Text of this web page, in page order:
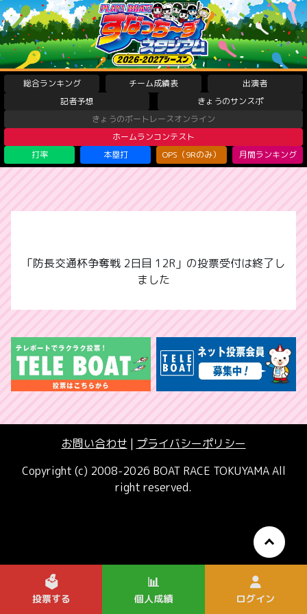
総合ランキング チーム成績表
出演者
記者予想
きょうのサンスポ
きょうのボートレースオンライン
ホームランコンテスト
打率
本塁打 OPS（9Rのみ） 月間ランキング
「防長交通杯争奪戦 2日目 12R」の投票受付は終了し
ました
お問い合わせ | プライバシーポリシー
Copyright (c) 2008-2026 BOAT RACE TOKUYAMA All
right reserved.
🗳️
投票する
📊
個人成績 ログイン